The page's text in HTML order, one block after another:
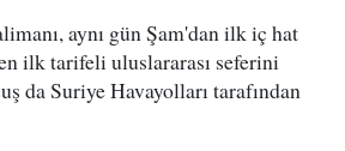
aynı gün Şam'dan ilk iç hat
ilk tarifeli uluslararası seferini
da Suriye Havayolları tarafından